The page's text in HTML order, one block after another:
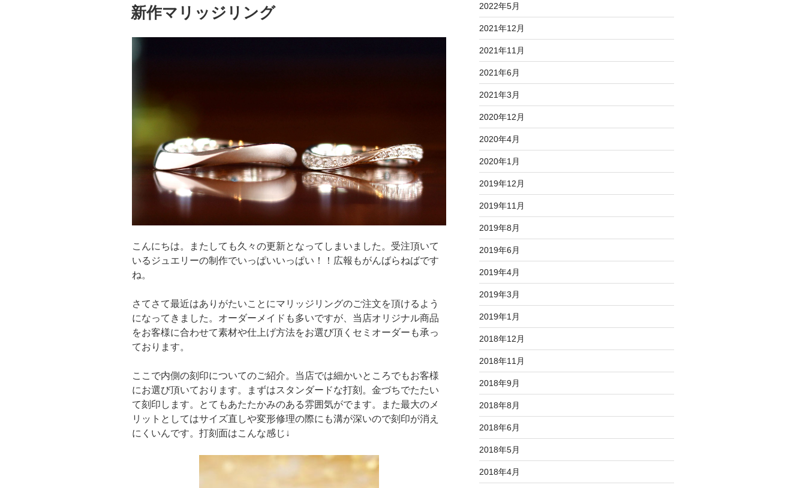
稿
日:
新作マリッジリング
こんにちは。またしても久々の更新となってしまいました。受注頂いて
いるジュエリーの制作でいっぱいいっぱい！！広報もがんばらねばです
ね。
さてさて最近はありがたいことにマリッジリングのご注文を頂けるよう
になってきました。オーダーメイドも多いですが、当店オリジナル商品
をお客様に合わせて素材や仕上げ方法をお選び頂くセミオーダーも承っ
ております。
ここで内側の刻印についてのご紹介。当店では細かいところでもお客様
にお選び頂いております。まずはスタンダードな打刻。金づちでたたい
て刻印します。とてもあたたかみのある雰囲気がでます。また最大のメ
リットとしてはサイズ直しや変形修理の際にも溝が深いので刻印が消え
にくいんです。打刻面はこんな感じ↓
2022年5月
2021年12月
2021年11月
2021年6月
2021年3月
2020年12月
2020年4月
2020年1月
2019年12月
2019年11月
2019年8月
2019年6月
2019年4月
2019年3月
2019年1月
2018年12月
2018年11月
2018年9月
2018年8月
2018年6月
2018年5月
2018年4月